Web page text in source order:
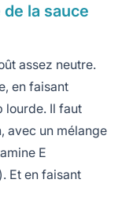
la sauce
assez neutre.
en faisant
lourde. Il faut
avec un mélange
E
Et en faisant